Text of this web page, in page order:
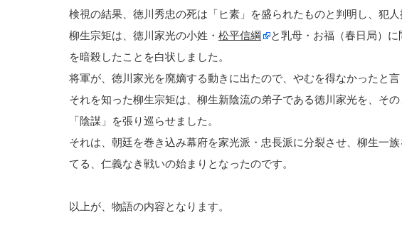
検視の結果、徳川秀忠の死は「ヒ素」を盛られたものと判明し、犯人
柳生宗矩は、徳川家光の小姓・ 松平信綱
と乳母・お福（春日局）
を暗殺したことを白状しました。
将軍が、徳川家光を廃嫡する動きに出たので、やむを得なかったと言
それを知った柳生宗矩は、柳生新陰流の弟子である徳川家光を、そ
「陰謀」を張り巡らせました。
それは、朝廷を巻き込み幕府を家光派・忠長派に分裂させ、柳生一
てる、仁義なき戦いの始まりとなったのです。
以上が、物語の内容となります。